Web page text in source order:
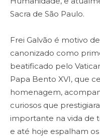
Sacra de São Paulo.
Frei Galvão é motivo
canonizado como
beatificado pelo
Papa Bento XVI, que
homenagem,
curiosos que
importante na vida de
e até hoje espalham